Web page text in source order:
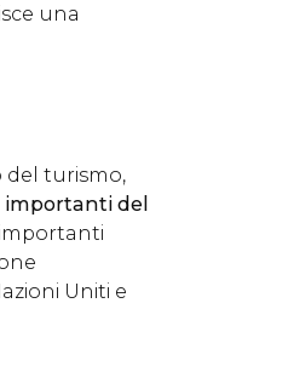
una
del turismo,
del
Uniti e